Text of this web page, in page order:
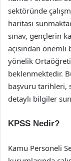
sektöründe
haritası
sınav, gençlerin
açısından önemli
yönelik
beklenmektedir.
başvuru tarihleri,
detaylı bilgiler
KPSS Nedir?
Kamu Personeli